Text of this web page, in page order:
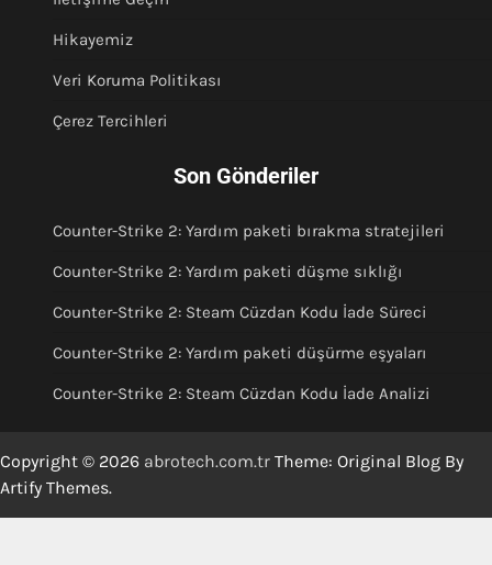
Hikayemiz
Veri Koruma Politikası
Çerez Tercihleri
Son Gönderiler
Counter-Strike 2: Yardım paketi bırakma stratejileri
Counter-Strike 2: Yardım paketi düşme sıklığı
Counter-Strike 2: Steam Cüzdan Kodu İade Süreci
Counter-Strike 2: Yardım paketi düşürme eşyaları
Counter-Strike 2: Steam Cüzdan Kodu İade Analizi
Copyright © 2026 abrotech.com.tr Theme: Original Blog By
Artify Themes.